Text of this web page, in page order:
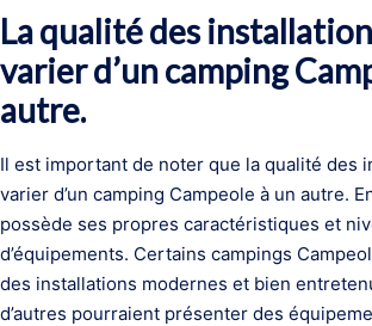
La qualité des
varier d’un camping
autre.
Il est important de noter que la qualité des
varier d’un camping Campeole à un autre.
possède ses propres caractéristiques et
d’équipements. Certains campings
des installations modernes et bien
d’autres pourraient présenter des